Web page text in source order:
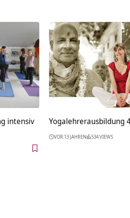
intensiv
Yogalehrerausbildung
VOR 13 JAHREN 534 VIEWS